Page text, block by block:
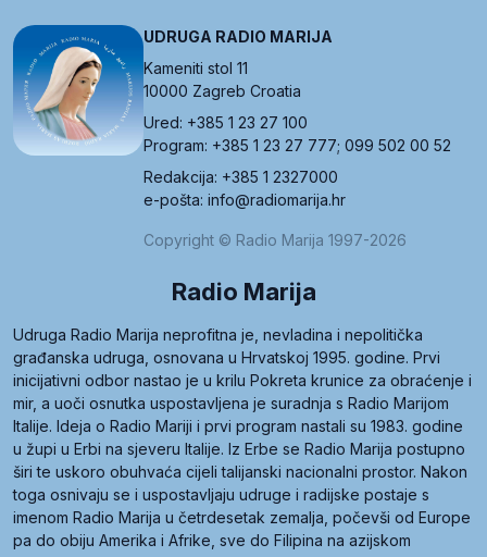
UDRUGA RADIO MARIJA
Kameniti stol 11
10000 Zagreb Croatia
Ured: +385 1 23 27 100
Program: +385 1 23 27 777; 099 502 00 52
Redakcija: +385 1 2327000
e-pošta: info@radiomarija.hr
Copyright © Radio Marija 1997-2026
Radio Marija
Udruga Radio Marija neprofitna je, nevladina i nepolitička
građanska udruga, osnovana u Hrvatskoj 1995. godine. Prvi
inicijativni odbor nastao je u krilu Pokreta krunice za obraćenje i
mir, a uoči osnutka uspostavljena je suradnja s Radio Marijom
Italije. Ideja o Radio Mariji i prvi program nastali su 1983. godine
u župi u Erbi na sjeveru Italije. Iz Erbe se Radio Marija postupno
širi te uskoro obuhvaća cijeli talijanski nacionalni prostor. Nakon
toga osnivaju se i uspostavljaju udruge i radijske postaje s
imenom Radio Marija u četrdesetak zemalja, počevši od Europe
pa do obiju Amerika i Afrike, sve do Filipina na azijskom